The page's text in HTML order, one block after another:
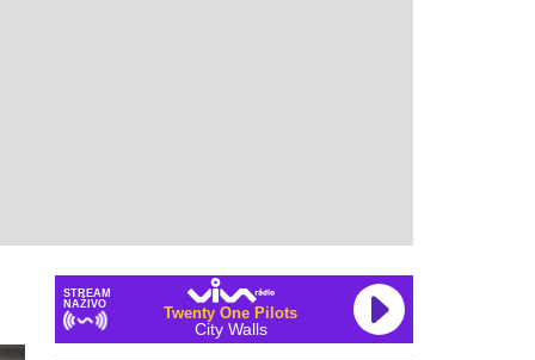
STREAM
NAŽIVO
Twenty One Pilots
City Walls